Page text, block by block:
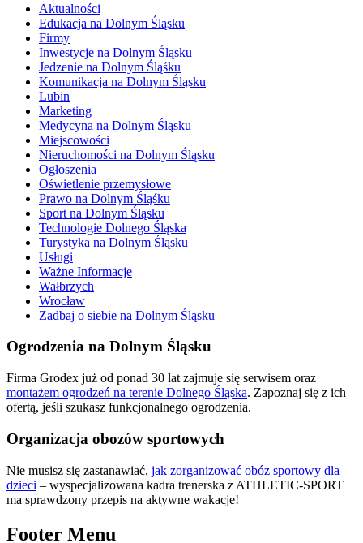
Aktualności
Edukacja na Dolnym Śląsku
Firmy
Inwestycje na Dolnym Śląsku
Jedzenie na Dolnym Śląśku
Komunikacja na Dolnym Śląsku
Lubin
Marketing
Medycyna na Dolnym Śląsku
Miejscowości
Nieruchomości na Dolnym Śląsku
Ogłoszenia
Oświetlenie przemysłowe
Prawo na Dolnym Śląśku
Sport na Dolnym Śląsku
Technologie Dolnego Śląska
Turystyka na Dolnym Śląsku
Usługi
Ważne Informacje
Wałbrzych
Wrocław
Zadbaj o siebie na Dolnym Śląsku
Ogrodzenia na Dolnym Śląsku
Firma Grodex już od ponad 30 lat zajmuje się serwisem oraz
montażem ogrodzeń na terenie Dolnego Śląska. Zapoznaj się z ich
ofertą, jeśli szukasz funkcjonalnego ogrodzenia.
Organizacja obozów sportowych
Nie musisz się zastanawiać, jak zorganizować obóz sportowy dla
dzieci – wyspecjalizowana kadra trenerska z ATHLETIC-SPORT
ma sprawdzony przepis na aktywne wakacje!
Footer Menu